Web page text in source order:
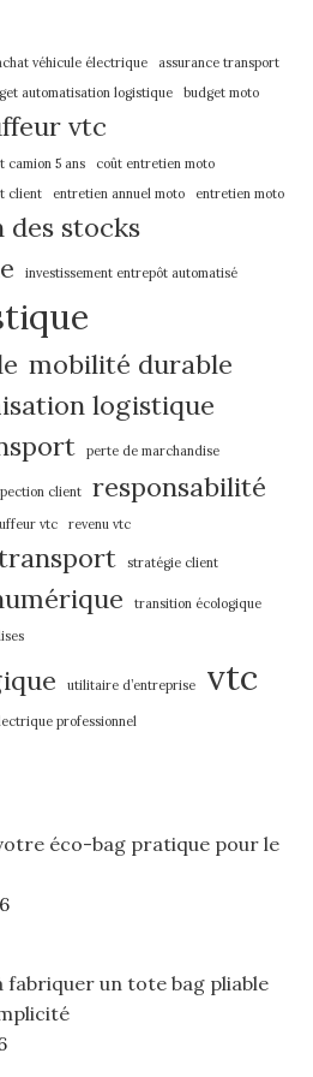
véhicule électrique
assurance transport
automatisation logistique budget moto
vtc
camion 5 ans
coût entretien moto
client entretien annuel moto entretien moto
des stocks
investissement entrepôt automatisé
mobilité durable
logistique
perte de marchandise
client responsabilité
vtc revenu vtc
stratégie client
transition écologique
utilitaire d’entreprise vtc
professionnel
éco-bag pratique pour le
fabriquer un tote bag pliable